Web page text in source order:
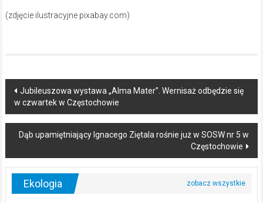
(zdjęcie ilustracyjne pixabay.com)
Post
navigation
Jubileuszowa wystawa „Alma Mater”. Wernisaż odbędzie się
w czwartek w Częstochowie
Dąb upamiętniający Ignacego Ziętala rośnie już w SOSW nr 5 w
Częstochowie
Ekologia